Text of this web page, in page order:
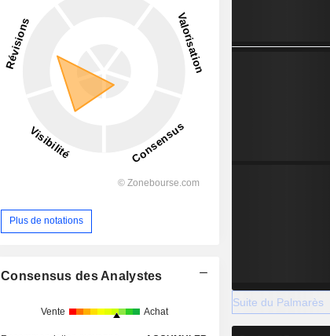
Plus de notations
Consensus des Analystes
Vente Achat
Suite du Palmarès